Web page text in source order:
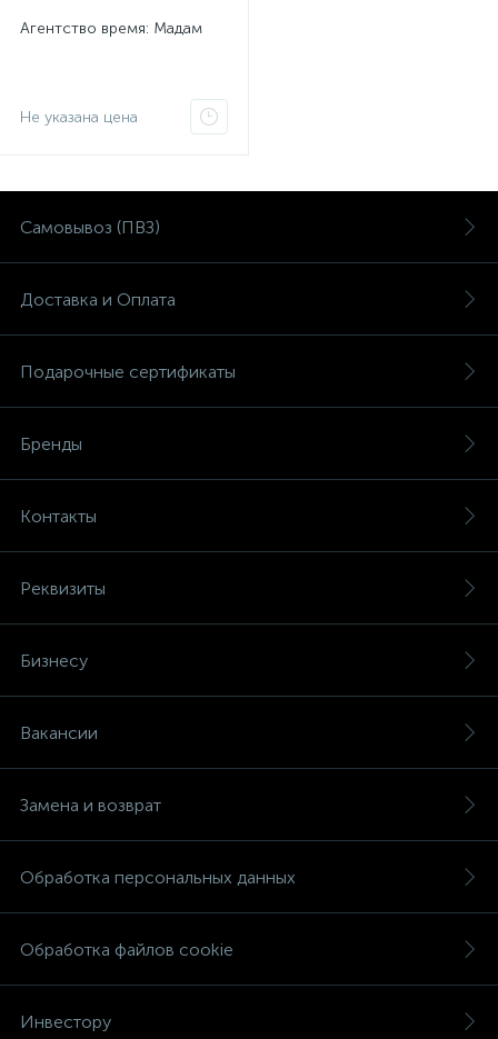
Агентство время: Мадам
Не указана цена
Самовывоз (ПВЗ)
Доставка и Оплата
Подарочные сертификаты
Бренды
Контакты
Реквизиты
Бизнесу
Вакансии
Замена и возврат
Обработка персональных данных
Обработка файлов cookie
Инвестору